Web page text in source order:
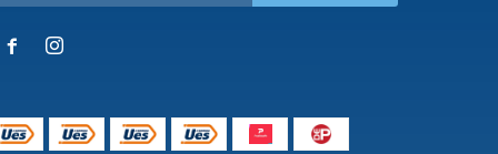
 